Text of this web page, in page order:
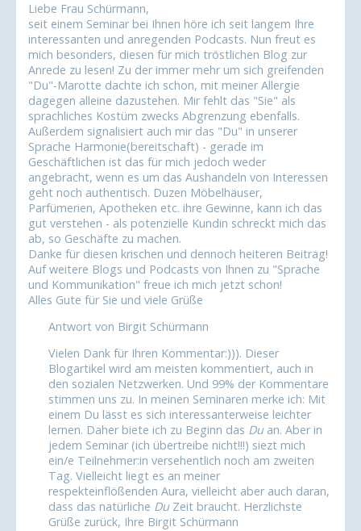
Liebe Frau Schürmann,
seit einem Seminar bei Ihnen höre ich seit langem Ihre
interessanten und anregenden Podcasts. Nun freut es
mich besonders, diesen für mich tröstlichen Blog zur
Anrede zu lesen! Zu der immer mehr um sich greifenden
"Du"-Marotte dachte ich schon, mit meiner Allergie
dagegen alleine dazustehen. Mir fehlt das "Sie" als
sprachliches Kostüm zwecks Abgrenzung ebenfalls.
Außerdem signalisiert auch mir das "Du" in unserer
Sprache Harmonie(bereitschaft) - gerade im
Geschäftlichen ist das für mich jedoch weder
angebracht, wenn es um das Aushandeln von Interessen
geht noch authentisch. Duzen Möbelhäuser,
Parfümerien, Apotheken etc. ihre Gewinne, kann ich das
gut verstehen - als potenzielle Kundin schreckt mich das
ab, so Geschäfte zu machen.
Danke für diesen krischen und dennoch heiteren Beitrag!
Auf weitere Blogs und Podcasts von Ihnen zu "Sprache
und Kommunikation" freue ich mich jetzt schon!
Alles Gute für Sie und viele Grüße
Antwort von Birgit Schürmann
Vielen Dank für Ihren Kommentar:))). Dieser
Blogartikel wird am meisten kommentiert, auch in
den sozialen Netzwerken. Und 99% der Kommentare
stimmen uns zu. In meinen Seminaren merke ich: Mit
einem Du lässt es sich interessanterweise leichter
lernen. Daher biete ich zu Beginn das Duan. Aber in
jedem Seminar (ich übertreibe nicht!!!) siezt mich
ein/e Teilnehmer:in versehentlich noch am zweiten
Tag. Vielleicht liegt es an meiner
respekteinflößenden Aura, vielleicht aber auch daran,
dass das natürliche DuZeit braucht. Herzlichste
Grüße zurück, Ihre Birgit Schürmann